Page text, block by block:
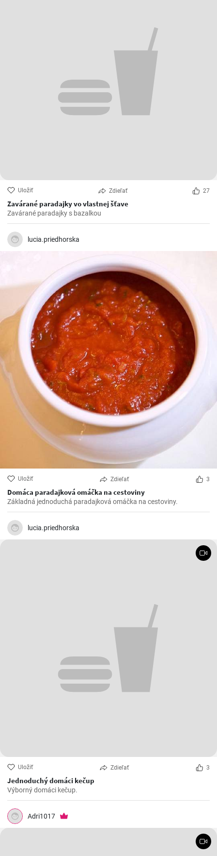
Uložiť Zdieľať 27
Zavárané paradajky vo vlastnej šťave
Zavárané paradajky s bazalkou
lucia.priedhorska
Uložiť Zdieľať 3
Domáca paradajková omáčka na cestoviny
Základná jednoduchá paradajková omáčka na cestoviny.
lucia.priedhorska
Uložiť Zdieľať 3
Jednoduchý domáci kečup
Výborný domáci kečup.
Adri1017